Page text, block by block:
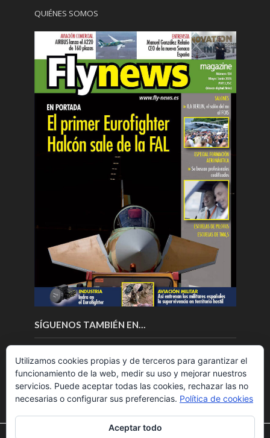
QUIÉNES SOMOS
SÍGUENOS TAMBIÉN EN…
Utilizamos cookies propias y de terceros para garantizar el
funcionamiento de la web, medir su uso y mejorar nuestros
servicios. Puede aceptar todas las cookies, rechazar las no
necesarias o configurar sus preferencias. Política de cookies
Aceptar todo